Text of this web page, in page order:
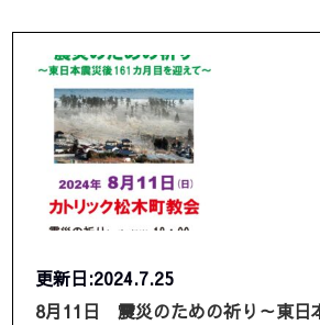
更新日:2024.7.25
8月11日 震災のための祈り～東日